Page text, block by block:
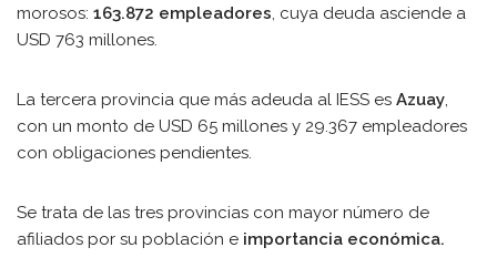
morosos: 163.872 empleadores, cuya deuda asciende a
USD 763 millones.
La tercera provincia que más adeuda al IESS es Azuay,
con un monto de USD 65 millones y 29.367 empleadores
con obligaciones pendientes.
Se trata de las tres provincias con mayor número de
afiliados por su población e importancia económica.